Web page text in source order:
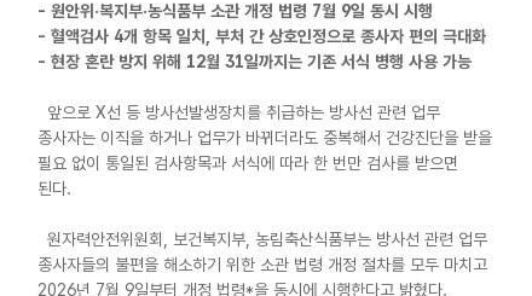
- 원안위·복지부·농식품부 소관 개정 법령 7월 9일 동시 시행
- 혈액검사 4개 항목 일치, 부처 간 상호인정으로 종사자 편의 극대화
- 현장 혼란 방지 위해 12월 31일까지는 기존 서식 병행 사용 가능
앞으로 X선 등 방사선발생장치를 취급하는 방사선 관련 업무
종사자는 이직을 하거나 업무가 바뀌더라도 중복해서 건강진단을 받을
필요 없이 통일된 검사항목과 서식에 따라 한 번만 검사를 받으면
된다.
원자력안전위원회, 보건복지부, 농림축산식품부는 방사선 관련 업무
종사자들의 불편을 해소하기 위한 소관 법령 개정 절차를 모두 마치고
2026년 7월 9일부터 개정 법령*을 동시에 시행한다고 밝혔다.